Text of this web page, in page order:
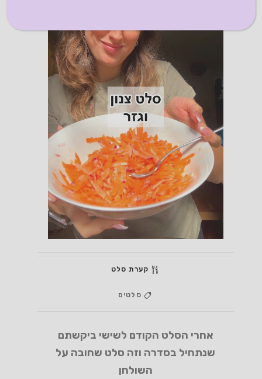
קערת סלט
סלטים
אחרי הסלט הקודם לשישי ביקשתם
שנתחיל בסדרה וזה סלט שחובה על
השולחן